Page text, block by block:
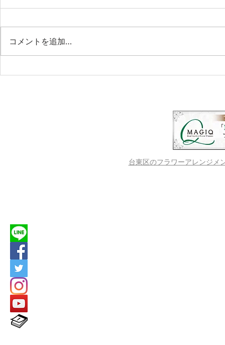
コメントを追加…
台東区のフラワーアレンジメ